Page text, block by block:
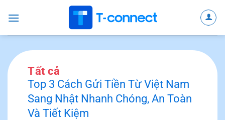
qua
Tất cả
Top 3 Cách Gửi Tiền Từ Việt Nam
Sang Nhật Nhanh Chóng, An Toàn
Và Tiết Kiệm